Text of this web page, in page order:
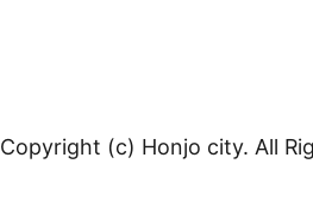
Copyright (c) Honjo city. All